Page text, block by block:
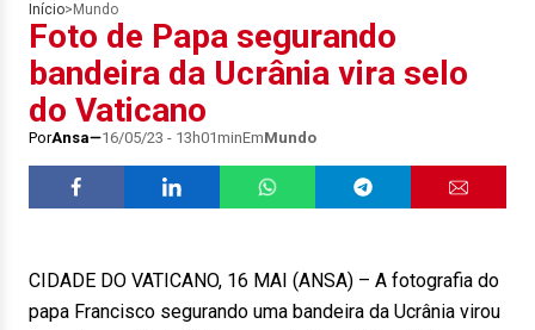
Início> Mundo
Foto de Papa segurando
bandeira da Ucrânia vira selo
do Vaticano
PorAnsa 16/05/23 - 13h01minEmMundo
CIDADE DO VATICANO, 16 MAI (ANSA) – A fotografia do
papa Francisco segurando uma bandeira da Ucrânia virou